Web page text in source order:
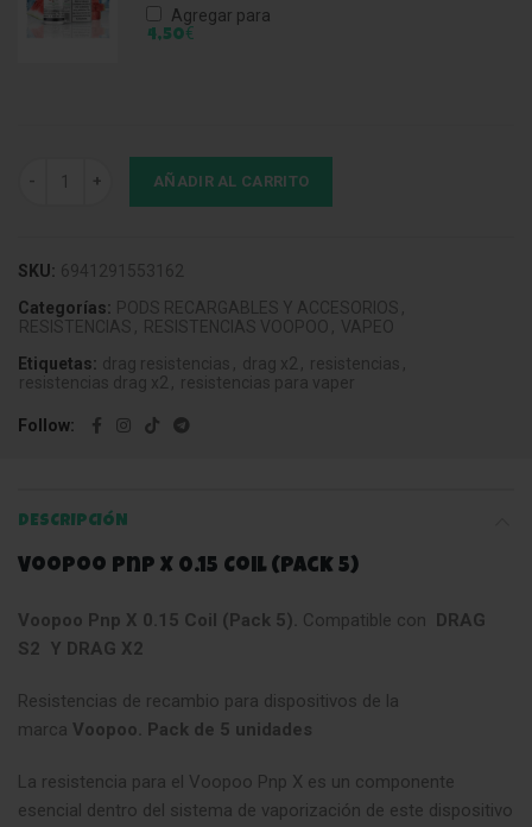
Agregar para
4,50€
Voopoo Pnp X 0.15 Coil (Pack 5) cantidad
AÑADIR AL CARRITO
SKU: 6941291553162
Categorías: PODS RECARGABLES Y ACCESORIOS ,
RESISTENCIAS , RESISTENCIAS VOOPOO , VAPEO
Etiquetas: drag resistencias , drag x2 , resistencias ,
resistencias drag x2 , resistencias para vaper
Follow
DESCRIPCIÓN
Voopoo Pnp X 0.15 Coil (Pack 5)
Voopoo Pnp X 0.15 Coil (Pack 5). Compatible con DRAG
S2 Y DRAG X2
Resistencias de recambio para dispositivos de la
marca Voopoo. Pack de 5 unidades
La resistencia para el Voopoo Pnp X es un componente
esencial dentro del sistema de vaporización de este dispositivo